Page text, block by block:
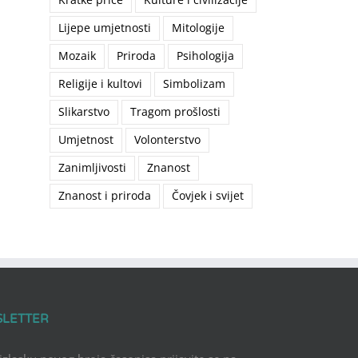
Lijepe umjetnosti
Mitologije
Mozaik
Priroda
Psihologija
Religije i kultovi
Simbolizam
Slikarstvo
Tragom prošlosti
Umjetnost
Volonterstvo
Zanimljivosti
Znanost
Znanost i priroda
Čovjek i svijet